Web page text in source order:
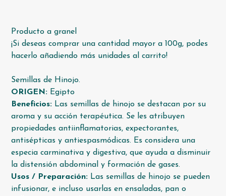
Producto a granel
¡Si deseas comprar una cantidad mayor a 100g, podes
hacerlo añadiendo más unidades al carrito!
Semillas de Hinojo.
ORIGEN: Egipto
Beneficios: Las semillas de hinojo se destacan por su
aroma y su acción terapéutica. Se les atribuyen
propiedades antiinflamatorias, expectorantes,
antisépticas y antiespasmódicas. Es considera una
especia carminativa y digestiva, que ayuda a disminuir
la distensión abdominal y formación de gases.
Usos / Preparación: Las semillas de hinojo se pueden
infusionar, e incluso usarlas en ensaladas, pan o